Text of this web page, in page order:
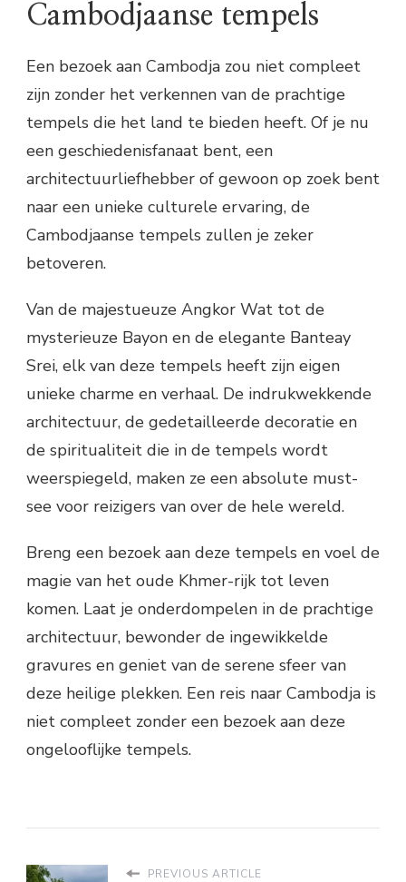
Cambodjaanse tempels
Een bezoek aan Cambodja zou niet compleet
zijn zonder het verkennen van de prachtige
tempels die het land te bieden heeft. Of je nu
een geschiedenisfanaat bent, een
architectuurliefhebber of gewoon op zoek bent
naar een unieke culturele ervaring, de
Cambodjaanse tempels zullen je zeker
betoveren.
Van de majestueuze Angkor Wat tot de
mysterieuze Bayon en de elegante Banteay
Srei, elk van deze tempels heeft zijn eigen
unieke charme en verhaal. De indrukwekkende
architectuur, de gedetailleerde decoratie en
de spiritualiteit die in de tempels wordt
weerspiegeld, maken ze een absolute must-
see voor reizigers van over de hele wereld.
Breng een bezoek aan deze tempels en voel de
magie van het oude Khmer-rijk tot leven
komen. Laat je onderdompelen in de prachtige
architectuur, bewonder de ingewikkelde
gravures en geniet van de serene sfeer van
deze heilige plekken. Een reis naar Cambodja is
niet compleet zonder een bezoek aan deze
ongelooflijke tempels.
PREVIOUS ARTICLE